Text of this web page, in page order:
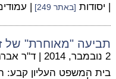
| יסודות [באתר 249] |
תביעה "מאוחרת" של
2 נובמבר, 2014 | ד"ר
בית המשפט העליון קבע: